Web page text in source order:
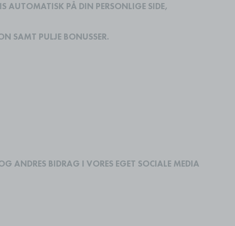
AUTOMATISK PÅ DIN PERSONLIGE SIDE,
SAMT PULJE BONUSSER.
ANDRES BIDRAG I VORES EGET SOCIALE MEDIA